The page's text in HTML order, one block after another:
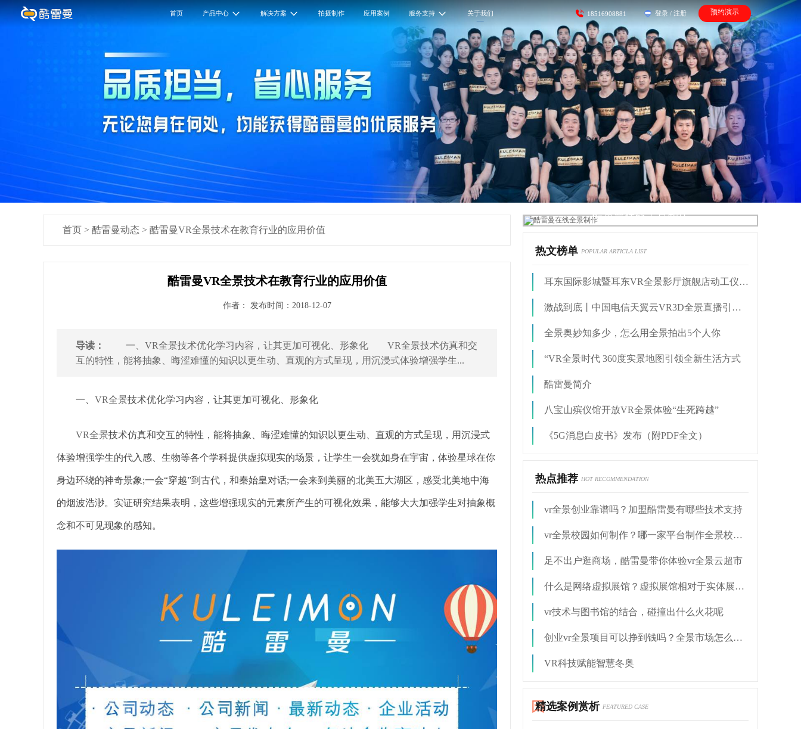
首页 产品中心 解决方案 拍摄制作 应用案例 服务支持 关于我们 18516908881 登录 / 注册 预约演示
首页 > 酷雷曼动态 > 酷雷曼VR全景技术在教育行业的应用价值
酷雷曼VR全景技术在教育行业的应用价值
作者： 发布时间：2018-12-07
导读：
一、VR全景技术优化学习内容，让其更加可视化、形象化 VR全景技术仿真和交
互的特性，能将抽象、晦涩难懂的知识以更生动、直观的方式呈现，用沉浸式体验增强学生...
一、 VR全景技术优化学习内容，让其更加可视化、形象化
VR全景技术仿真和交互的特性，能将抽象、晦涩难懂的知识以更生动、直观的方式呈现，用沉浸式
体验增强学生的代入感、生物等各个学科提供虚拟现实的场景，让学生一会犹如身在宇宙，体验星球在你
身边环绕的神奇景象;一会“穿越”到古代，和秦始皇对话;一会来到美丽的北美五大湖区，感受北美地中海
的烟波浩渺。实证研究结果表明，这些增强现实的元素所产生的可视化效果，能够大大加强学生对抽象概
念和不可见现象的感知。
酷雷曼在线全景制作
热文榜单 POPULAR ARTICLA LIST
耳东国际影城暨耳东VR全景影厅旗舰店动工仪式盛大举行
激战到底丨中国电信天翼云VR3D全景直播引燃拳击热火
全景奥妙知多少，怎么用全景拍出5个人你
“VR全景时代 360度实景地图引领全新生活方式
酷雷曼简介
八宝山殡仪馆开放VR全景体验“生死跨越”
《5G消息白皮书》发布（附PDF全文）
热点推荐 HOT RECOMMENDATION
vr全景创业靠谱吗？加盟酷雷曼有哪些技术支持
vr全景校园如何制作？哪一家平台制作全景校园比较靠谱呢？
足不出户逛商场，酷雷曼带你体验vr全景云超市
什么是网络虚拟展馆？虚拟展馆相对于实体展馆有什么优点？
vr技术与图书馆的结合，碰撞出什么火花呢
创业vr全景项目可以挣到钱吗？全景市场怎么操作
VR科技赋能智慧冬奥
精选案例赏析 FEATURED CASE